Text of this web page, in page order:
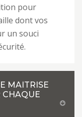
pour
dont vos
un souci
MAITRISE
CHAQUE